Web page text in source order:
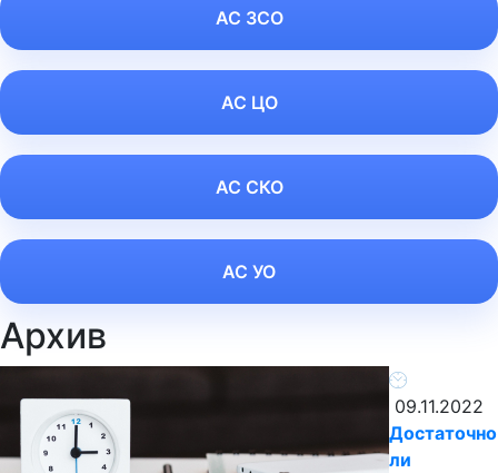
АС ЗСО
АС ЦО
АС СКО
АС УО
Архив
09.11.2022
Достаточно
ли